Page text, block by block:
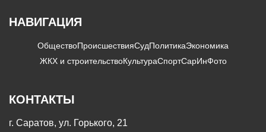
НАВИГАЦИЯ
ОбществоПроисшествияСудПолитикаЭкономика
ЖКХ и строительствоКультураСпортСарИнФото
КОНТАКТЫ
г. Саратов, ул. Горького, 21